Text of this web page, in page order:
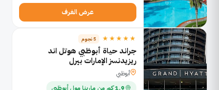
عرض الغرف
★★★★★ 5 نجوم
جراند حياة أبوظبي هوتل اند
ريزيدنسز الإمارات بيرل
أبوظبي
1.9 كم من مارينا مول أبوظبي